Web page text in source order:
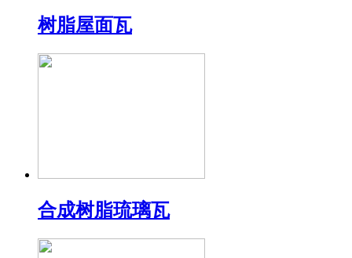
树脂屋面瓦
合成树脂琉璃瓦